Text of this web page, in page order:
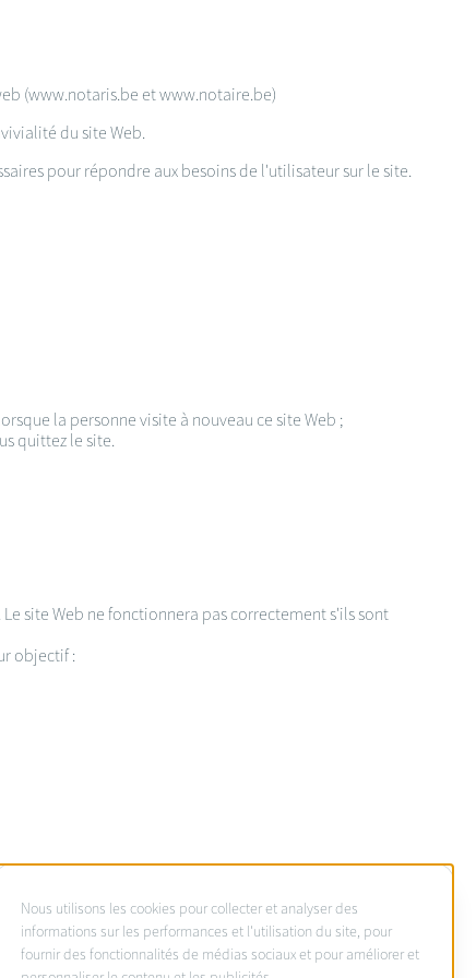
(www.notaris.be et www.notaire.be)
du site Web.
pour répondre aux besoins de l'utilisateur sur le site.
la personne visite à nouveau ce site Web ;
quittez le site.
site Web ne fonctionnera pas correctement s'ils sont
objectif :
À
propos
des
Nous utilisons les cookies pour collecter et analyser des
informations sur les performances et l'utilisation du site, pour
fournir des fonctionnalités de médias sociaux et pour améliorer et